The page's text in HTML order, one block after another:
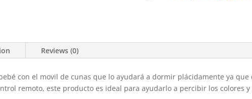
Reviews (0)
con el movil de cunas que lo ayudará a dormir plácidamente ya
remoto, este producto es ideal para ayudarlo a percibir los colores y